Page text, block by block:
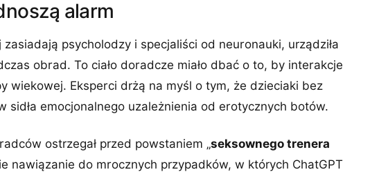
alarm
psycholodzy i specjaliści od neuronauki, urządziła
obrad. To ciało doradcze miało dbać o to, by interakcje
wiekowej. Eksperci drżą na myśl o tym, że dzieciaki bez
emocjonalnego uzależnienia od erotycznych botów.
ostrzegał przed powstaniem „seksownego trenera
nawiązanie do mrocznych przypadków, w których ChatGPT